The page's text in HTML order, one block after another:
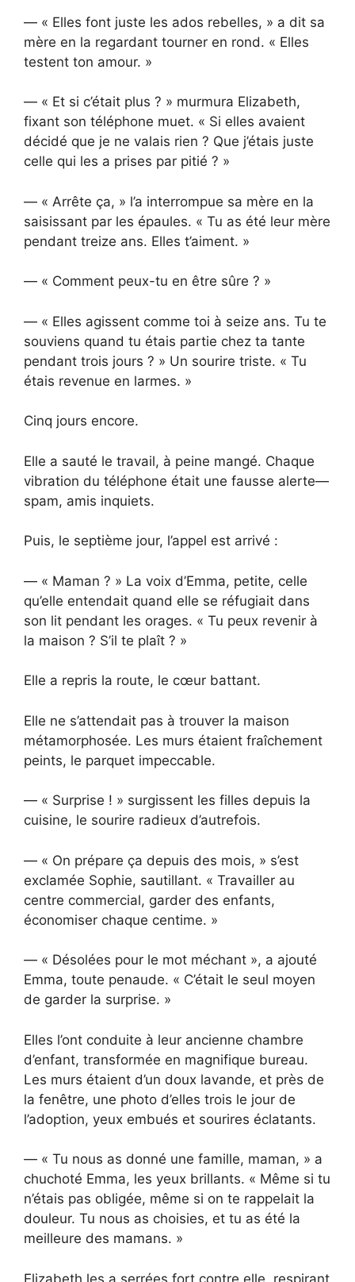
— « Elles font juste les ados rebelles, » a dit sa
mère en la regardant tourner en rond. « Elles
testent ton amour. »
— « Et si c’était plus ? » murmura Elizabeth,
fixant son téléphone muet. « Si elles avaient
décidé que je ne valais rien ? Que j’étais juste
celle qui les a prises par pitié ? »
— « Arrête ça, » l’a interrompue sa mère en la
saisissant par les épaules. « Tu as été leur mère
pendant treize ans. Elles t’aiment. »
— « Comment peux-tu en être sûre ? »
— « Elles agissent comme toi à seize ans. Tu te
souviens quand tu étais partie chez ta tante
pendant trois jours ? » Un sourire triste. « Tu
étais revenue en larmes. »
Cinq jours encore.
Elle a sauté le travail, à peine mangé. Chaque
vibration du téléphone était une fausse alerte—
spam, amis inquiets.
Puis, le septième jour, l’appel est arrivé :
— « Maman ? » La voix d’Emma, petite, celle
qu’elle entendait quand elle se réfugiait dans
son lit pendant les orages. « Tu peux revenir à
la maison ? S’il te plaît ? »
Elle a repris la route, le cœur battant.
Elle ne s’attendait pas à trouver la maison
métamorphosée. Les murs étaient fraîchement
peints, le parquet impeccable.
— « Surprise ! » surgissent les filles depuis la
cuisine, le sourire radieux d’autrefois.
— « On prépare ça depuis des mois, » s’est
exclamée Sophie, sautillant. « Travailler au
centre commercial, garder des enfants,
économiser chaque centime. »
— « Désolées pour le mot méchant », a ajouté
Emma, toute penaude. « C’était le seul moyen
de garder la surprise. »
Elles l’ont conduite à leur ancienne chambre
d’enfant, transformée en magnifique bureau.
Les murs étaient d’un doux lavande, et près de
la fenêtre, une photo d’elles trois le jour de
l’adoption, yeux embués et sourires éclatants.
— « Tu nous as donné une famille, maman, » a
chuchoté Emma, les yeux brillants. « Même si tu
n’étais pas obligée, même si on te rappelait la
douleur. Tu nous as choisies, et tu as été la
meilleure des mamans. »
Elizabeth les a serrées fort contre elle, respirant